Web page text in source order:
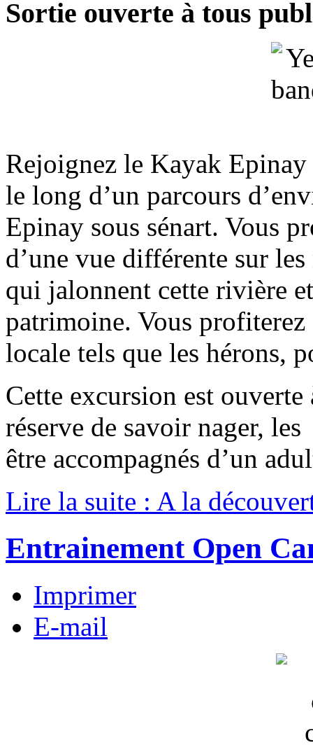
Sortie ouverte à tous
Rejoignez le Kayak
le long d’un parcours
Epinay sous sénart. Vous
d’une vue différente sur
qui jalonnent cette rivière
patrimoine. Vous
locale tels que les hérons,
Cette excursion est
réserve de savoir nager,
être accompagnés d’un
Lire la suite : A la
Entrainement Open
Imprimer
E-mail